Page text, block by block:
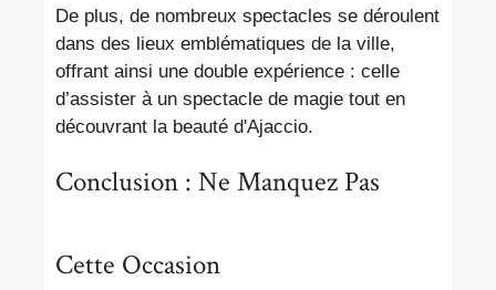
De plus, de nombreux spectacles se déroulent
dans des lieux emblématiques de la ville,
offrant ainsi une double expérience : celle
d’assister à un spectacle de magie tout en
découvrant la beauté d'Ajaccio.
Conclusion : Ne Manquez Pas
Cette Occasion